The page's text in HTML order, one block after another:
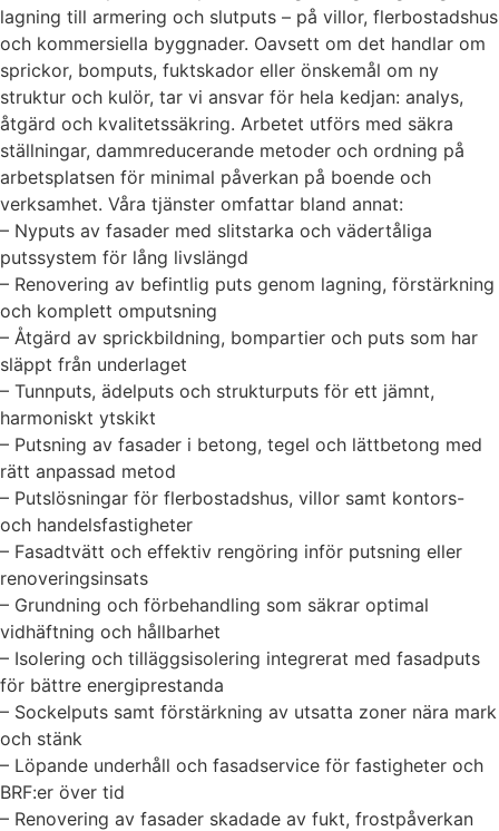
lagning till armering och slutputs – på villor, flerbostadshus
och kommersiella byggnader. Oavsett om det handlar om
sprickor, bomputs, fuktskador eller önskemål om ny
struktur och kulör, tar vi ansvar för hela kedjan: analys,
åtgärd och kvalitetssäkring. Arbetet utförs med säkra
ställningar, dammreducerande metoder och ordning på
arbetsplatsen för minimal påverkan på boende och
verksamhet. Våra tjänster omfattar bland annat:
– Nyputs av fasader med slitstarka och vädertåliga
putssystem för lång livslängd
– Renovering av befintlig puts genom lagning, förstärkning
och komplett omputsning
– Åtgärd av sprickbildning, bompartier och puts som har
släppt från underlaget
– Tunnputs, ädelputs och strukturputs för ett jämnt,
harmoniskt ytskikt
– Putsning av fasader i betong, tegel och lättbetong med
rätt anpassad metod
– Putslösningar för flerbostadshus, villor samt kontors-
och handelsfastigheter
– Fasadtvätt och effektiv rengöring inför putsning eller
renoveringsinsats
– Grundning och förbehandling som säkrar optimal
vidhäftning och hållbarhet
– Isolering och tilläggsisolering integrerat med fasadputs
för bättre energiprestanda
– Sockelputs samt förstärkning av utsatta zoner nära mark
och stänk
– Löpande underhåll och fasadservice för fastigheter och
BRF:er över tid
– Renovering av fasader skadade av fukt, frostpåverkan